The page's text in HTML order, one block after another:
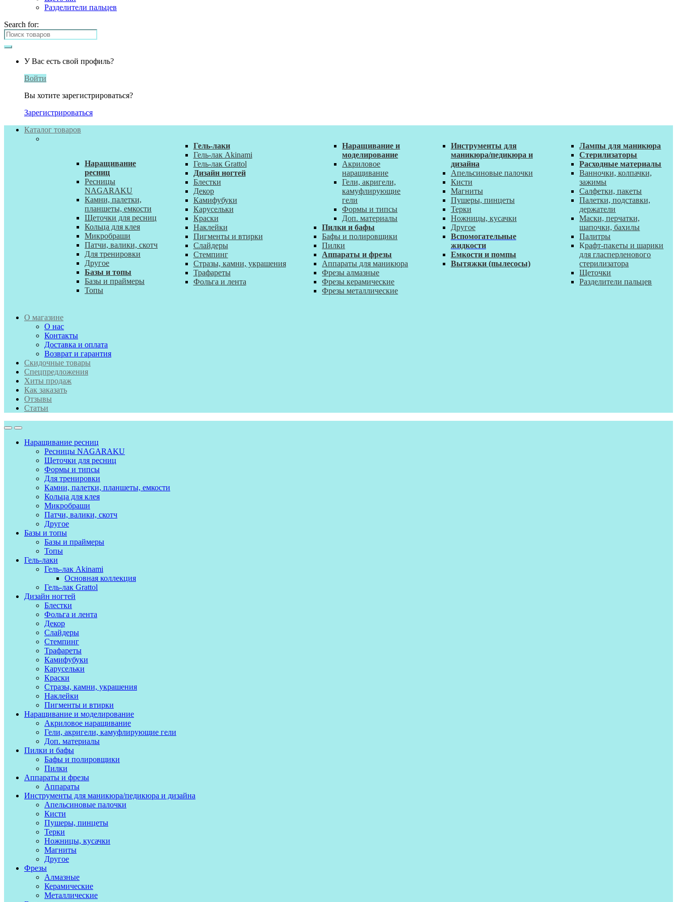
Разделители пальцев
Search for:
У Вас есть свой профиль?
Войти
Вы хотите зарегистрироваться?
Зарегистрироваться
Каталог товаров
Наращивание
ресниц
Ресницы
NAGARAKU
Камни, палетки,
планшеты, емкости
Щеточки для ресниц
Кольца для клея
Микробраши
Патчи, валики, скотч
Для тренировки
Другое
Базы и топы
Базы и праймеры
Топы
Гель-лаки
Гель-лак Akinami
Гель-лак Grattol
Дизайн ногтей
Блестки
Декор
Камифубуки
Карусельки
Краски
Наклейки
Пигменты и втирки
Слайдеры
Стемпинг
Стразы, камни, украшения
Трафареты
Фольга и лента
Наращивание и
моделирование
Акриловое
наращивание
Гели, акригели,
камуфлирующие
гели
Формы и типсы
Доп. материалы
Пилки и бафы
Бафы и полировщики
Пилки
Аппараты и фрезы
Аппараты для маникюра
Фрезы алмазные
Фрезы керамические
Фрезы металлические
Инструменты для
маникюра/педикюра и
дизайна
Апельсиновые палочки
Кисти
Магниты
Пушеры, пинцеты
Терки
Ножницы, кусачки
Другое
Вспомогательные
жидкости
Емкости и помпы
Вытяжки (пылесосы)
Лампы для маникюра
Стерилизаторы
Расходные материалы
Ванночки, колпачки,
зажимы
Салфетки, пакеты
Палетки, подставки,
держатели
Маски, перчатки,
шапочки, бахилы
Палитры
Крафт-пакеты и шарики
для гласперленового
стерилизатора
Щеточки
Разделители пальцев
О магазине
О нас
Контакты
Доставка и оплата
Возврат и гарантия
Скидочные товары
Спецпредложения
Хиты продаж
Как заказать
Отзывы
Статьи
Наращивание ресниц
Ресницы NAGARAKU
Щеточки для ресниц
Формы и типсы
Для тренировки
Камни, палетки, планшеты, емкости
Кольца для клея
Микробраши
Патчи, валики, скотч
Другое
Базы и топы
Базы и праймеры
Топы
Гель-лаки
Гель-лак Akinami
Основная коллекция
Гель-лак Grattol
Дизайн ногтей
Блестки
Фольга и лента
Декор
Слайдеры
Стемпинг
Трафареты
Камифубуки
Карусельки
Краски
Стразы, камни, украшения
Наклейки
Пигменты и втирки
Наращивание и моделирование
Акриловое наращивание
Гели, акригели, камуфлирующие гели
Доп. материалы
Пилки и бафы
Бафы и полировщики
Пилки
Аппараты и фрезы
Аппараты
Инструменты для маникюра/педикюра и дизайна
Апельсиновые палочки
Кисти
Пушеры, пинцеты
Терки
Ножницы, кусачки
Магниты
Другое
Фрезы
Алмазные
Керамические
Металлические